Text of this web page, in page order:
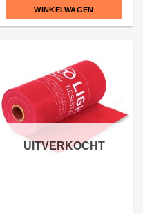
WINKELWAGEN
UITVERKOCHT